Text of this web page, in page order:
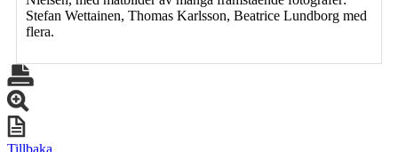
Stefan Wettainen, Thomas Karlsson, Beatrice Lundborg med
flera.
Tillbaka